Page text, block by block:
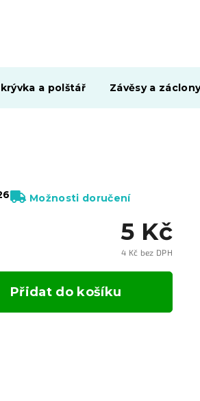
a polštář Závěsy a
5 Kč
4 Kč bez DPH
cena:
Možnosti doručení
Přidat do košíku